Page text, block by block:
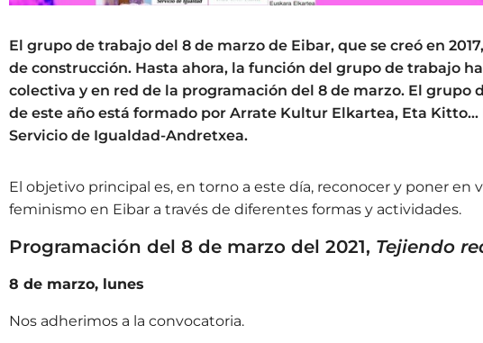
El grupo de trabajo del 8 de marzo de Eibar, que se creó en
de construcción. Hasta ahora, la función del grupo de trabajo
colectiva y en red de la programación del 8 de marzo. El grupo
de este año está formado por Arrate Kultur Elkartea, Eta Kitto...
Servicio de Igualdad-Andretxea.
El objetivo principal es, en torno a este día, reconocer y poner en
feminismo en Eibar a través de diferentes formas y actividades.
Programación del 8 de marzo del 2021, Tejiendo
8 de marzo, lunes
Nos adherimos a la convocatoria.